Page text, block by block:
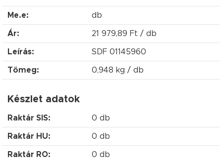
Me.e: db
Ár: 21 979,89 Ft / db
Leírás: SDF 01145960
Tömeg: 0,948 kg / db
Készlet adatok
Raktár SIS: 0 db
Raktár HU: 0 db
Raktár RO: 0 db